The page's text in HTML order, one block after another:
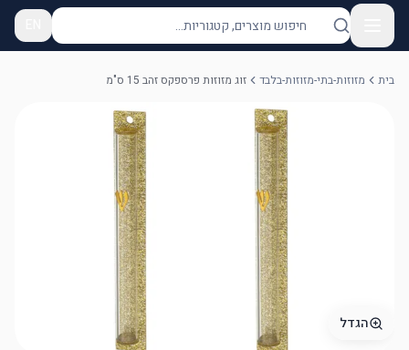
בית מזוזות-בתי-מזוזות-בלבד זוג מזוזות פרספקס זהב 15 ס"מ
הגדל